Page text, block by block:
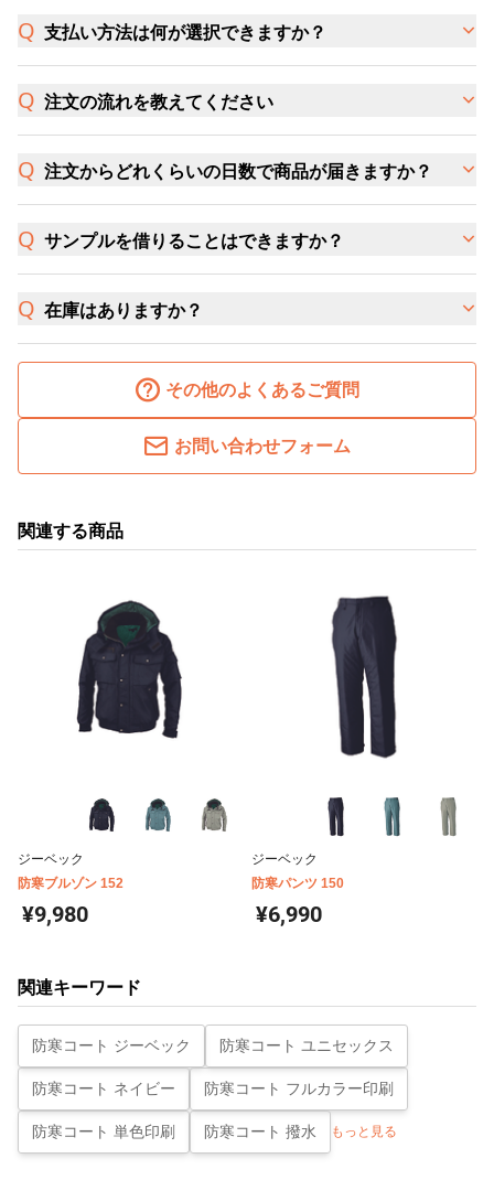
支払い方法は何が選択できますか？
注文の流れを教えてください
注文からどれくらいの日数で商品が届きますか？
サンプルを借りることはできますか？
在庫はありますか？
その他のよくあるご質問
お問い合わせフォーム
関連する商品
ジーベック
防寒ブルゾン 152
¥9,980
ジーベック
防寒パンツ 150
¥6,990
関連キーワード
防寒コート ジーベック 防寒コート ユニセックス
防寒コート ネイビー 防寒コート フルカラー印刷
防寒コート 単色印刷 防寒コート 撥水 もっと見る